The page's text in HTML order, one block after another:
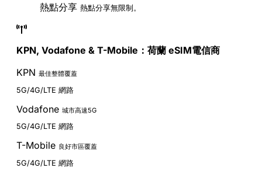
熱點分享 熱點分享無限制。
KPN, Vodafone & T-Mobile：荷蘭 eSIM電信商
KPN 最佳整體覆蓋
5G/4G/LTE 網路
Vodafone 城市高速5G
5G/4G/LTE 網路
T-Mobile 良好市區覆蓋
5G/4G/LTE 網路